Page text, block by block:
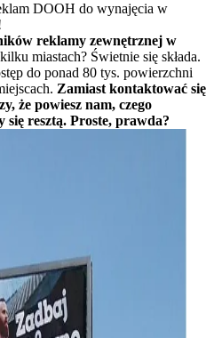
DOOH do wynajęcia w
reklamy zewnętrznej w
miastach? Świetnie się składa.
do ponad 80 tys. powierzchni
Zamiast kontaktować się
że powiesz nam, czego
się resztą. Proste, prawda?